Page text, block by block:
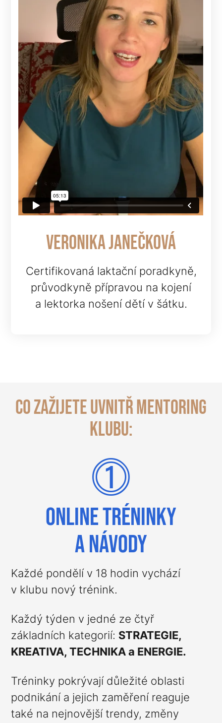
veronika janečková
Certifikovaná laktační poradkyně,
průvodkyně přípravou na kojení
a lektorka nošení dětí v šátku.
co zažijete uvnitř Mentoring
Klubu:
⓵
ONLINE TRÉNINKY
A NÁVODY
Každé pondělí v 18 hodin vychází
v klubu nový trénink.
Každý týden v jedné ze čtyř
základních kategorií: STRATEGIE,
KREATIVA, TECHNIKA a ENERGIE.
Tréninky pokrývají důležité oblasti
podnikání a jejich zaměření reaguje
také na nejnovější trendy, změny